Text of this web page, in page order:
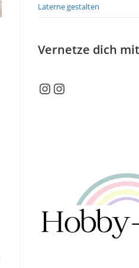
Laterne gestalten
Vernetze dich
Instagram
Instagram